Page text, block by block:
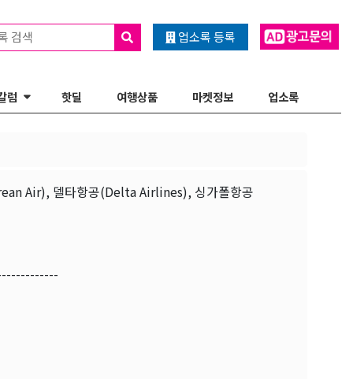
업소록 등록
검색
럼 핫딜 여행상품 마켓정보 업소록
Air), 델타항공(Delta Airlines), 싱가폴항공